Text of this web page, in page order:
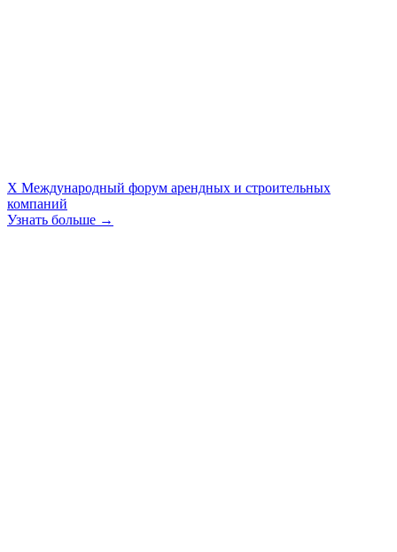
X Международный форум арендных и строительных
компаний
Узнать больше →